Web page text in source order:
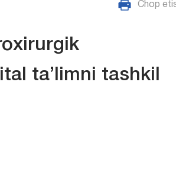
Chop
ta’limni tashkil